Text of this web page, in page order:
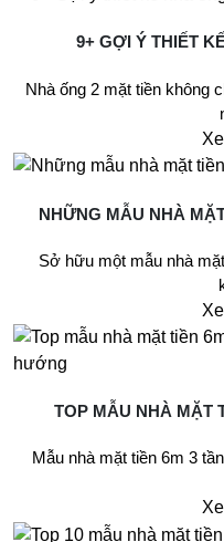
9+ GỢI Ý THIẾT
Nhà ống 2 mặt tiền không
NHỮNG MẪU NHÀ
Sở hữu một mẫu nhà
TOP MẪU NHÀ MẶT
Mẫu nhà mặt tiền 6m 3